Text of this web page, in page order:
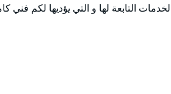
التابعة لها و التي يؤديها لكم فني